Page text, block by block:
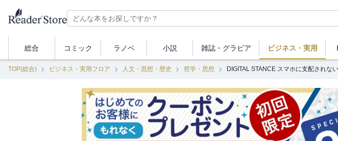
総合 コミック ラノベ 小説 雑誌・ グラビア ビジネス ・実用
TOP(総合) ビジネス・実用フロア 人文・思想・歴史 哲学・思想 DIGITAL STANCE スマホに支配されな